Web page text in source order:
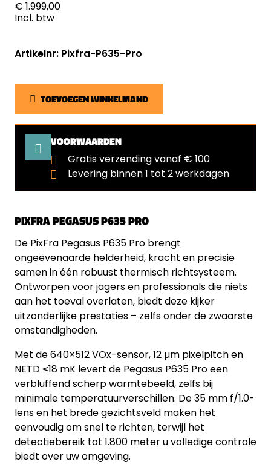
PIXFRA PEGASUS P635 PRO
De PixFra Pegasus P635 Pro brengt
ongeëvenaarde helderheid, kracht en precisie
samen in één robuust thermisch richtsysteem.
Ontworpen voor jagers en professionals die niets
aan het toeval overlaten, biedt deze kijker
uitzonderlijke prestaties – zelfs onder de zwaarste
omstandigheden.
Met de 640×512 VOx-sensor, 12 µm pixelpitch en
NETD ≤18 mK levert de Pegasus P635 Pro een
verbluffend scherp warmtebeeld, zelfs bij
minimale temperatuurverschillen. De 35 mm f/1.0-
lens en het brede gezichtsveld maken het
eenvoudig om snel te richten, terwijl het
detectiebereik tot 1.800 meter u volledige controle
biedt over uw omgeving.
€ 1.999,00
Incl. btw
Artikelnr: Pixfra-P635-Pro
TOEVOEGEN WINKELMAND
VOORWAARDEN
Gratis verzending vanaf € 100
Levering binnen 1 tot 2 werkdagen